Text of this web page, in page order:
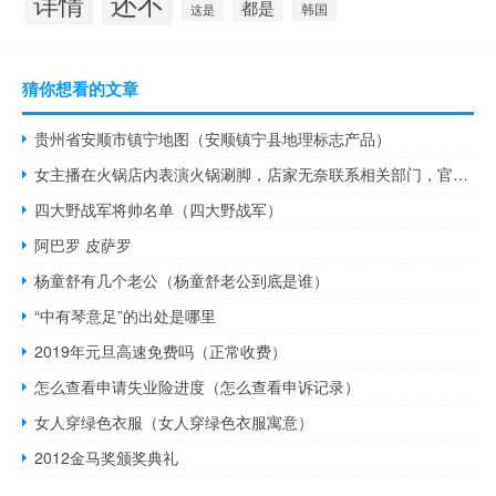
这是 都是 韩国
猜你想看的文章
贵州省安顺市镇宁地图（安顺镇宁县地理标志产品）
女主播在火锅店内表演火锅涮脚，店家无奈联系相关部门，官方封禁！
四大野战军将帅名单（四大野战军）
阿巴罗 皮萨罗
杨童舒有几个老公（杨童舒老公到底是谁）
“中有琴意足”的出处是哪里
2019年元旦高速免费吗（正常收费）
怎么查看申请失业险进度（怎么查看申诉记录）
女人穿绿色衣服（女人穿绿色衣服寓意）
2012金马奖颁奖典礼